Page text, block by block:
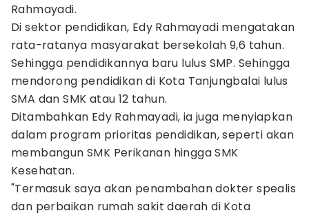
Rahmayadi.
Di sektor pendidikan, Edy Rahmayadi mengatakan
rata-ratanya masyarakat bersekolah 9,6 tahun.
Sehingga pendidikannya baru lulus SMP. Sehingga
mendorong pendidikan di Kota Tanjungbalai lulus
SMA dan SMK atau 12 tahun.
Ditambahkan Edy Rahmayadi, ia juga menyiapkan
dalam program prioritas pendidikan, seperti akan
membangun SMK Perikanan hingga SMK
Kesehatan.
"Termasuk saya akan penambahan dokter spealis
dan perbaikan rumah sakit daerah di Kota